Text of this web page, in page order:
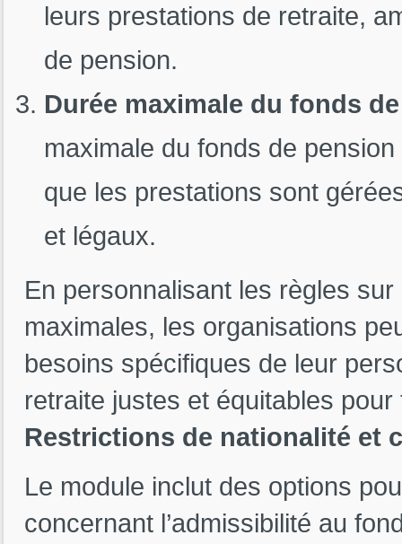
leurs prestations de retraite,
de pension.
Durée maximale du fonds
maximale du fonds de
que les prestations sont
et légaux.
En personnalisant les règles
maximales, les organisations
besoins spécifiques de leur
retraite justes et équitables
Restrictions de nationalité et
Le module inclut des options
concernant l’admissibilité au